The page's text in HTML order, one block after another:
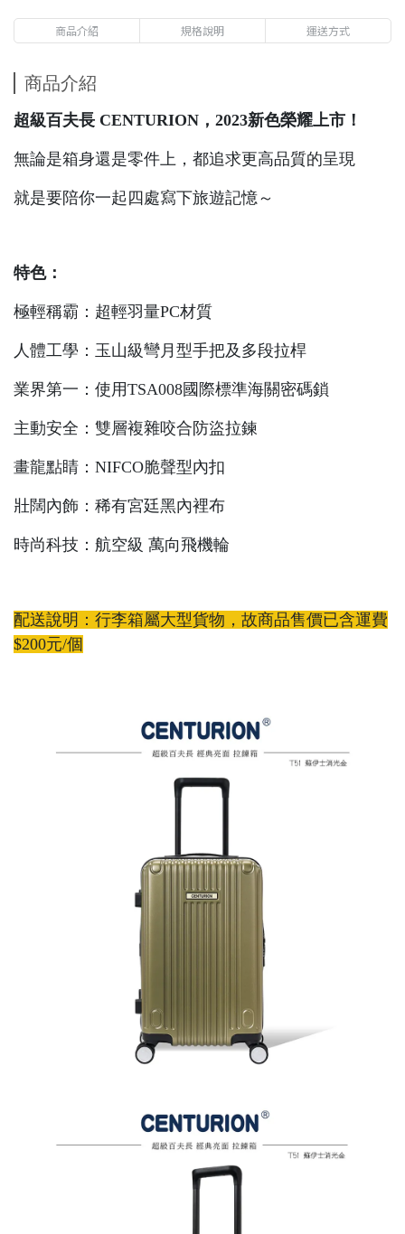
商品介紹 規格說明 運送方式
商品介紹
超級百夫長 CENTURION，2023新色榮耀上市！
無論是箱身還是零件上，都追求更高品質的呈現
就是要陪你一起四處寫下旅遊記憶～
特色：
極輕稱霸：超輕羽量PC材質
人體工學：玉山級彎月型手把及多段拉桿
業界第一：使用TSA008國際標準海關密碼鎖
主動安全：雙層複雜咬合防盜拉鍊
畫龍點睛：NIFCO脆聲型內扣
壯闊內飾：稀有宮廷黑內裡布
時尚科技：航空級 萬向飛機輪
配送說明：行李箱屬大型貨物，故商品售價已含運費
$200元/個